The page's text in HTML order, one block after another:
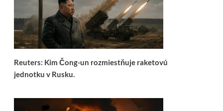
Reuters: Kim Čong-un rozmiestňuje raketovú
jednotku v Rusku.